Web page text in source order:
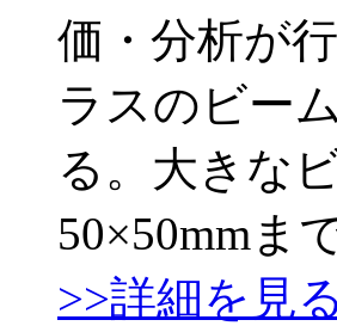
価・分析が
ラスのビー
る。大きな
50×50mmま
>>詳細を見る